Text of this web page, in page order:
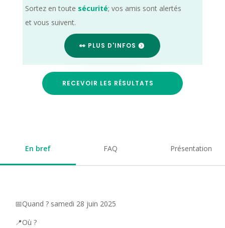
Sortez en toute sécurité; vos amis sont alertés
et vous suivent.
👀 PLUS D'INFOS
RECEVOIR LES RÉSULTATS
En bref FAQ Présentation
📅Quand ? samedi 28 juin 2025
📍Où ?